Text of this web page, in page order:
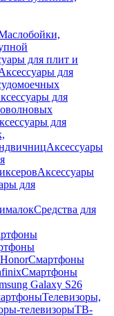
для плит и
для
для
для
Аксессуары
Аксессуары
для
Средства для
Смартфоны
Смартфоны
Galaxy S26
Телевизоры,
телевизорыТВ-